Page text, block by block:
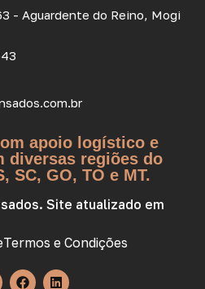
- Aguardente do Reino, Mogi
apoio logístico e
diversas regiões do
SC, GO, TO e MT.
Site atualizado em
Termos e Condições